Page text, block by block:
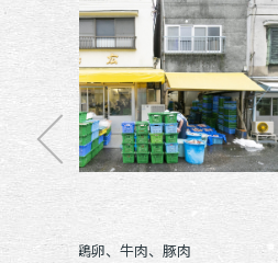
肉、鴨肉、鶏卵、牛肉、豚肉